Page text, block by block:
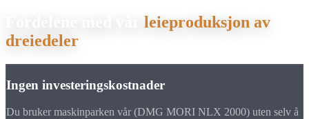
leieproduksjon av
dreiedeler
Ingen investeringskostnader
Du bruker maskinparken vår (DMG MORI NLX 2000) uten selv å